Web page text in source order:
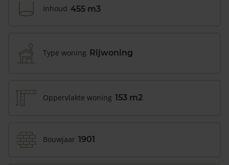
Inhoud 455 m3
Type woning Rijwoning
Oppervlakte woning 153 m2
Bouwjaar 1901